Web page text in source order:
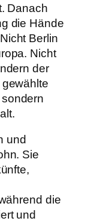
Danach
die Hände
Berlin
Nicht
der
und
Sie
die
und